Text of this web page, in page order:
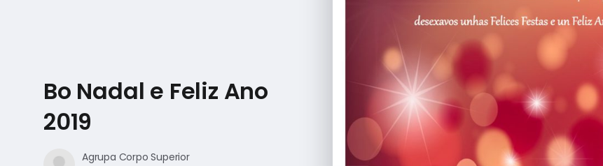
Bo Nadal e Feliz Ano
2019
Agrupa Corpo Superior